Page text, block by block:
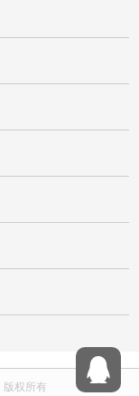
版权所有